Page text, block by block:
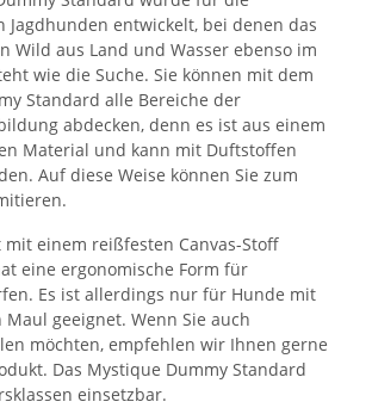
Jagdhunden entwickelt, bei denen das
Wild aus Land und Wasser ebenso im
wie die Suche. Sie können mit dem
Standard alle Bereiche der
abdecken, denn es ist aus einem
Material und kann mit Duftstoffen
Auf diese Weise können Sie zum
mit einem reißfesten Canvas-Stoff
eine ergonomische Form für
Es ist allerdings nur für Hunde mit
geeignet. Wenn Sie auch
möchten, empfehlen wir Ihnen gerne
Das Mystique Dummy Standard
einsetzbar.